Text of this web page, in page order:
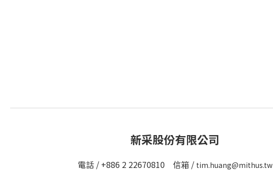
新采股份有限公司
電話 / +886 2 22670810 信箱 / tim.huang@mithus.tw